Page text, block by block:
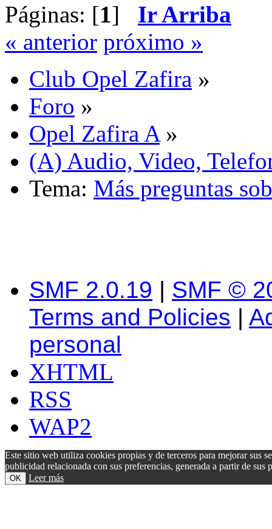
Páginas: [1] Ir Arriba
« anterior próximo »
Club Opel Zafira »
Foro »
Opel Zafira A»
(A) Audio, Video,
Tema: Más preguntas
SMF 2.0.19 | SMF ©
Terms and Policies |
personal
XHTML
RSS
WAP2
Este sitio web utiliza cookies propias y de terceros para mejorar sus
publicidad relacionada con sus preferencias, generada a partir de
OK Leer más